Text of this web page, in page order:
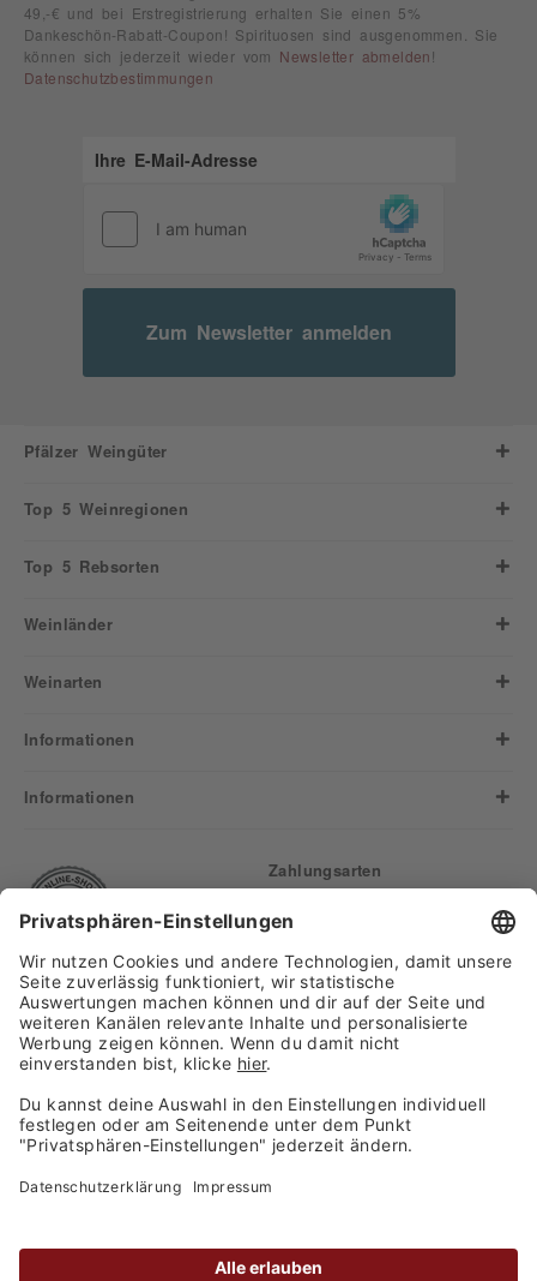
49,-€ und bei Erstregistrierung erhalten Sie einen 5%
Dankeschön-Rabatt-Coupon! Spirituosen sind ausgenommen. Sie
können sich jederzeit wieder vom Newsletter abmelden !
Datenschutzbestimmungen
Zum Newsletter anmelden
Pfälzer Weingüter
Top 5 Weinregionen
Top 5 Rebsorten
Weinländer
Weinarten
Informationen
Informationen
Versand
Zahlungsarten
Finden Sie uns auf: